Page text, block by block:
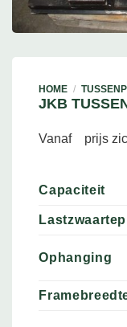
HOME /
JKB
Vanaf prijs
Capaciteit
Ophanging